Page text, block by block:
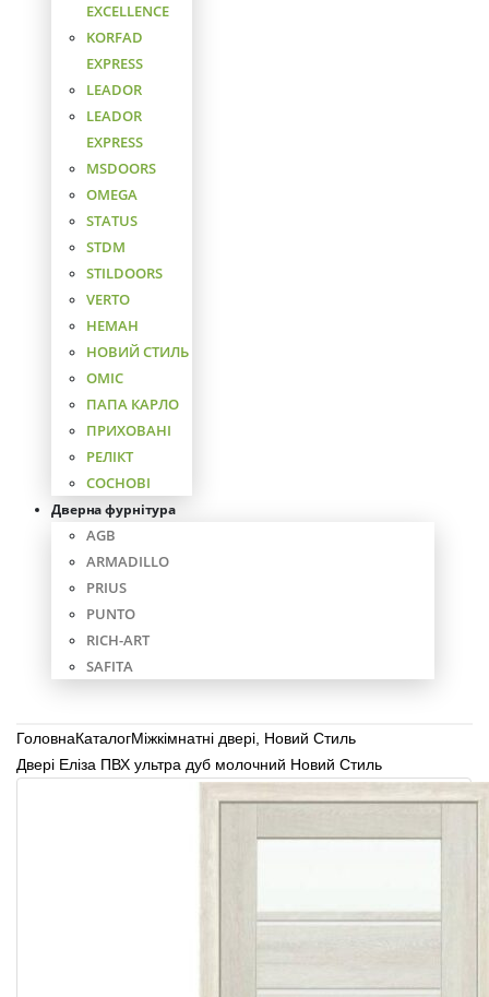
EXCELLENCE
KORFAD
EXPRESS
LEADOR
LEADOR
EXPRESS
MSDOORS
OMEGA
STATUS
STDM
STILDOORS
VERTO
НЕМАН
НОВИЙ СТИЛЬ
ОМІС
ПАПА КАРЛО
ПРИХОВАНІ
РЕЛІКТ
СОСНОВІ
Дверна фурнітура
AGB
ARMADILLO
PRIUS
PUNTO
RICH-ART
SAFITA
ГоловнаКаталогМіжкімнатні двері Новий Стиль
Двері Еліза ПВХ ультра дуб молочний Новий Стиль